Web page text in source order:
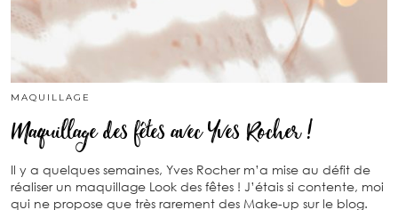
MAQUILLAGE
Maquillage des fêtes avec Yves Rocher !
Il y a quelques semaines, Yves Rocher m’a mise au défit de
réaliser un maquillage Look des fêtes ! J’étais si contente, moi
qui ne propose que très rarement des Make-up sur le blog.